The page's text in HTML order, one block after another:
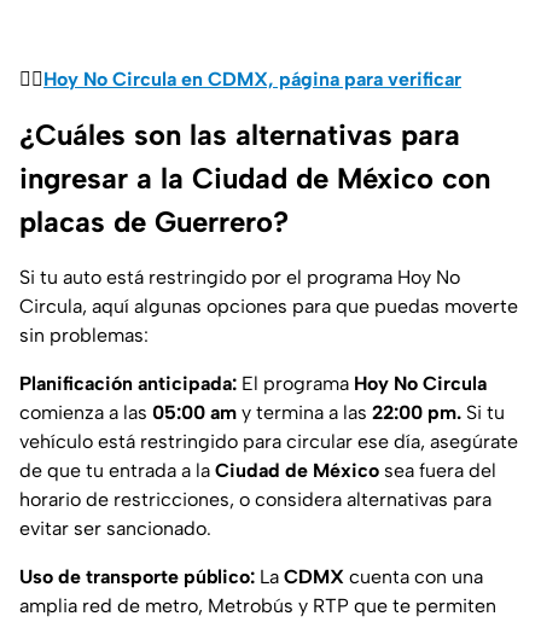
👉🏼Hoy No Circula en CDMX, página para verificar
¿Cuáles son las alternativas para
ingresar a la Ciudad de México con
placas de Guerrero?
Si tu auto está restringido por el programa Hoy No
Circula, aquí algunas opciones para que puedas moverte
sin problemas:
Planificación anticipada: El programa Hoy No Circula
comienza a las 05:00 am y termina a las 22:00 pm. Si tu
vehículo está restringido para circular ese día, asegúrate
de que tu entrada a la Ciudad de México sea fuera del
horario de restricciones, o considera alternativas para
evitar ser sancionado.
Uso de transporte público: La CDMX cuenta con una
amplia red de metro, Metrobús y RTP que te permiten